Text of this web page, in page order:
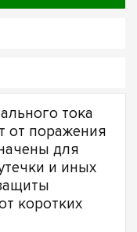
тока
от поражения
для
и иных
коротких